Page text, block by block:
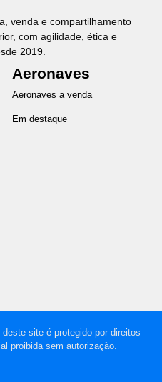
venda e compartilhamento
com agilidade, ética e
2019.
Aeronaves
Aeronaves a venda
Em destaque
site é protegido por direitos
proibida sem autorização.